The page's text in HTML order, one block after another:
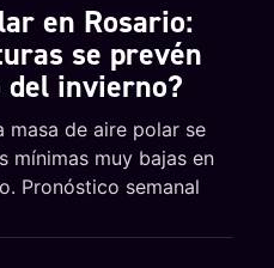
en Rosario:
se prevén
invierno?
masa de aire polar se
mínimas muy bajas en
Pronóstico semanal